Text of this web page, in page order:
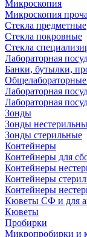
Микроскопия
Микроскопия
Стекла предметные
Стекла покровные
Стекла
Лабораторная
Банки, бутылки,
Общелабораторные
Лабораторная
Лабораторная
Зонды
Зонды
Зонды стерильные
Контейнеры
Контейнеры для
Контейнеры
Контейнеры
Контейнеры
Кюветы СФ и для
Кюветы
Пробирки
Микропробирки и